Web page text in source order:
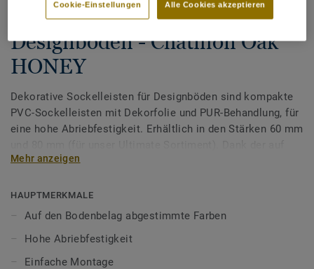
Dekorative Sockelleisten für
Designböden - Chatillon Oak
HONEY
Dekorative Sockelleisten für Designböden sind kompakte
PVC-Sockelleisten mit Dekorfolie und PUR-Behandlung, für
eine hohe Abriebfestigkeit. Erhältlich in den Stärken 60 mm
unsere Designböden abgestimmten Farben sorgen Sie für
Mehr anzeigen
HAUPTMERKMALE
Auf den Bodenbelag abgestimmte Farben
Hohe Abriebfestigkeit
Einfache Montage
Alle Cookies akzeptieren
Cookie-Einstellungen